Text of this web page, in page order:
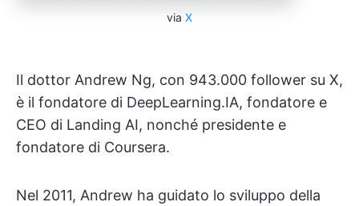
via X
Il dottor Andrew Ng, con 943.000 follower su X,
è il fondatore di DeepLearning.IA, fondatore e
CEO di Landing AI, nonché presidente e
fondatore di Coursera.
Nel 2011, Andrew ha guidato lo sviluppo della